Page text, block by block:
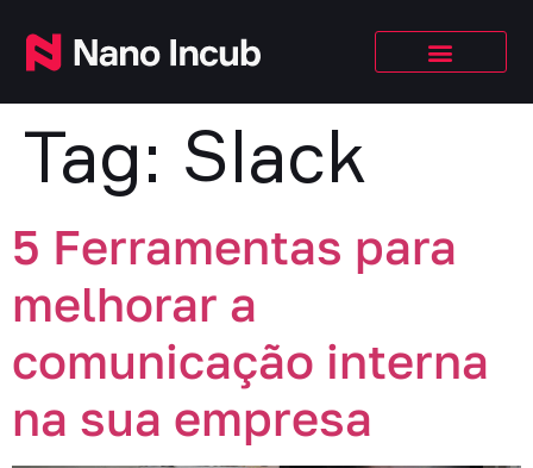
Tag: Slack
5 Ferramentas para
melhorar a
comunicação interna
na sua empresa